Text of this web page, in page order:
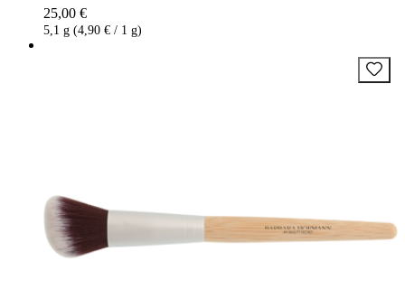
25,00 €
5,1 g (4,90 € / 1 g)